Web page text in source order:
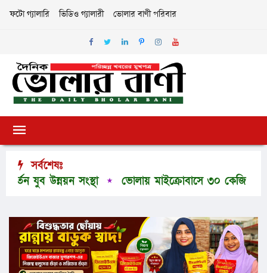
ফটো গ্যালারি ভিডিও গ্যালারী ভোলার বাণী পরিবার
সর্বশেষঃ
উন্নয়ন সংস্থা
ভোলায় মাইক্রোবাসে ৩০ কেজি গাঁজা,